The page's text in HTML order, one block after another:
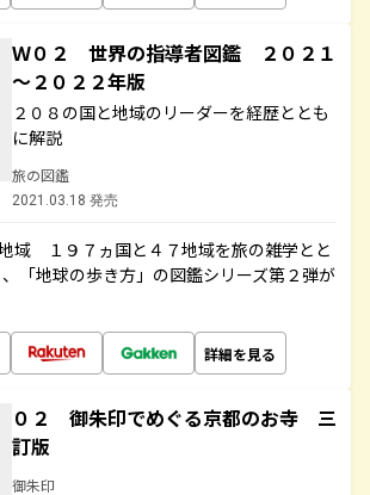
Ｗ０２ 世界の指導者図鑑 ２０２１
～２０２２年版
２０８の国と地域のリーダーを経歴ととも
に解説
旅の図鑑
2021.03.18 発売
域 １９７ヵ国と４７地域を旅の雑学とと
「地球の歩き方」の図鑑シリーズ第２弾が
詳細を見る
０２ 御朱印でめぐる京都のお寺 三
訂版
御朱印